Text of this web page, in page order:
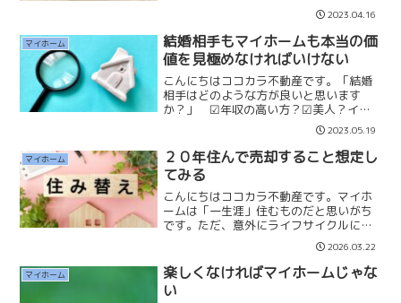
く、ここ数年で大きく高騰しています。
この活況の不動産市況の中で、少し取り
残されていると感じている...
2023.04.16
マイホーム
結婚相手もマイホームも本当の価
値を見極めなければいけない
こんにちはココカラ不動産です。「結婚
相手はどのような方が良いと思います
か？」 ☑年収の高い方？☑美人？イケ
メン？☑若い人？年の差3歳まで？☑趣味
が合う人？「マイホームはどのようなも
のが価値があると思いますか？」☑新築
マンション？新築戸建？☑...
2023.05.19
マイホーム
２０年住んで売却すること想定し
てみる
こんにちはココカラ不動産です。マイホ
ームは「一生涯」住むものだと思いがち
です。ただ、意外にライフサイクルに合
わせて住み替えを考える方もいます。子
供が巣立つタイミングやご自身が定年間
近になると住み替える方はとても多くな
ります。「もう一度新しい...
2026.03.22
マイホーム
楽しくなければマイホームじゃな
い